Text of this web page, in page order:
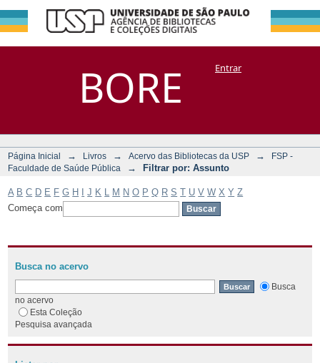
BORE
Filtrar por:
Assunto
DSpace/Manakin + CoriscoEntrar
Página Inicial → Livros → Acervo das Bibliotecas da USP →
FSP -
Faculdade de Saúde Pública
→ Filtrar por: Assunto
A B C D E F G H J K M N O P Q R S T U V W X Y Z
Começa com
Busca no acervo
Busca
no acervo
Esta Coleção
Pesquisa avançada